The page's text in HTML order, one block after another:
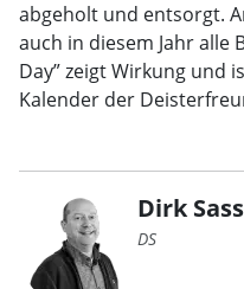
abgeholt und entsorgt.
auch in diesem Jahr alle
Day” zeigt Wirkung und
Kalender der
Dirk
DS